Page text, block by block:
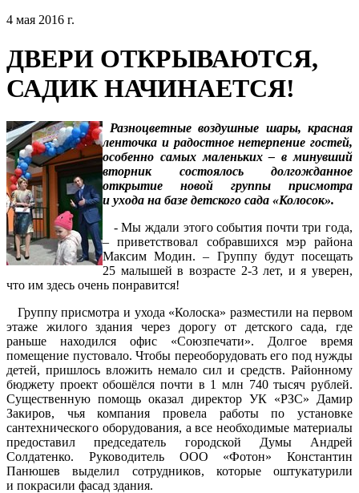
4 мая 2016 г.
ДВЕРИ ОТКРЫВАЮТСЯ,
САДИК НАЧИНАЕТСЯ!
Разноцветные воздушные шары, красная
ленточка и радостное нетерпение гостей,
особенно самых маленьких – в минувший
вторник состоялось долгожданное
открытие новой группы присмотра
и ухода на базе детского сада «Колосок».
- Мы ждали этого события почти три года,
– приветствовал собравшихся мэр района
Максим Модин. – Группу будут посещать
25 малышей в возрасте 2-3 лет, и я уверен,
что им здесь очень понравится!
Группу присмотра и ухода «Колоска» разместили на первом
этаже жилого здания через дорогу от детского сада, где
раньше находился офис «Союзпечати». Долгое время
помещение пустовало. Чтобы переоборудовать его под нужды
детей, пришлось вложить немало сил и средств. Районному
бюджету проект обошёлся почти в 1 млн 740 тысяч рублей.
Существенную помощь оказал директор УК «РЗС» Дамир
Закиров, чья компания провела работы по установке
сантехнического оборудования, а все необходимые материалы
предоставил председатель городской Думы Андрей
Солдатенко. Руководитель ООО «Фотон» Константин
Панюшев выделил сотрудников, которые оштукатурили
и покрасили фасад здания.